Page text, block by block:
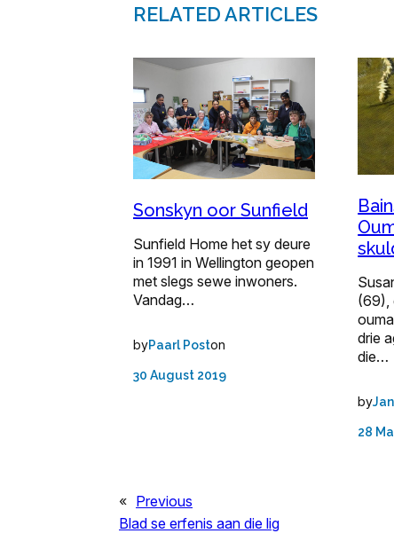
RELATED ARTICLES
Sonskyn oor Sunfield
Sunfield Home het sy deure
in 1991 in Wellington geopen
met slegs sewe inwoners.
Vandag…
byPaarl Poston
30 August 2019
(69),
drie
die…
by
28
« Previous
Blad se erfenis aan die lig